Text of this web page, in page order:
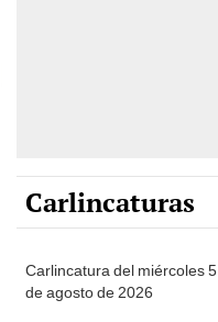
Carlincaturas
Carlincatura del miércoles 5
de agosto de 2026